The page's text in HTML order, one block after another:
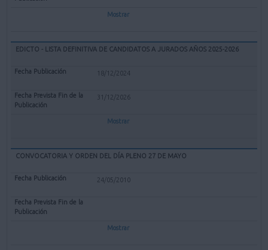
Mostrar
EDICTO - LISTA DEFINITIVA DE CANDIDATOS A JURADOS AÑOS 2025-2026
18/12/2024
31/12/2026
Mostrar
CONVOCATORIA Y ORDEN DEL DÍA PLENO 27 DE MAYO
24/05/2010
Mostrar